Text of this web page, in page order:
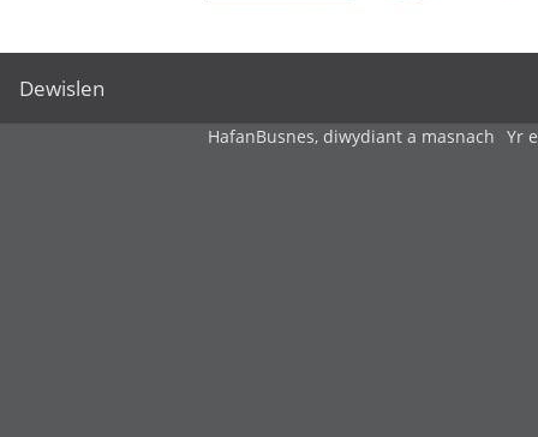
Dewislen
HafanBusnes, diwydiant a masnach Yr